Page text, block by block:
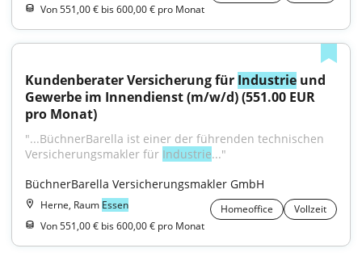
Von 551,00 € bis 600,00 € pro Monat
Kundenberater Versicherung für Industrie und
Gewerbe im Innendienst (m/w/d) (551.00 EUR
pro Monat)
"...BüchnerBarella ist einer der führenden technischen
Versicherungsmakler für Industrie..."
BüchnerBarella Versicherungsmakler GmbH
Herne, Raum Essen Homeoffice
Vollzeit
Von 551,00 € bis 600,00 € pro Monat